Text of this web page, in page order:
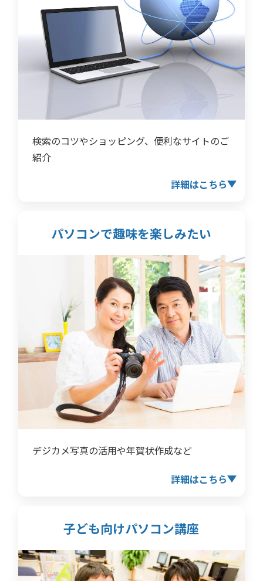
検索のコツやショッピング、便利なサイトのご
紹介
詳細はこちら
パソコンで趣味を楽しみたい
デジカメ写真の活用や年賀状作成など
詳細はこちら
子ども向けパソコン講座